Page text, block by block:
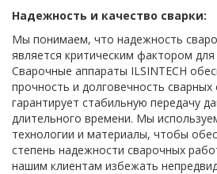
Надежность и качество сварки:
Мы понимаем, что надежность
является критическим фактором для
Сварочные аппараты ILSINTECH
прочность и долговечность сварных
гарантирует стабильную передачу
длительного времени. Мы
технологии и материалы, чтобы
степень надежности сварочных
нашим клиентам избежать